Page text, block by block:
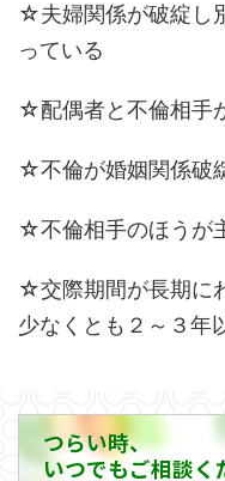
☆夫婦関係が破綻し
っている
☆配偶者と不倫相手
☆不倫が婚姻関係破
☆不倫相手のほうが
☆交際期間が長期に
少なくとも２～３年
つらい時、
いつでもご相談く